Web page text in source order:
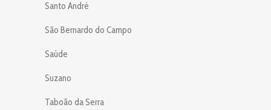
Santo André
São Bernardo do Campo
Saúde
Suzano
Taboão da Serra